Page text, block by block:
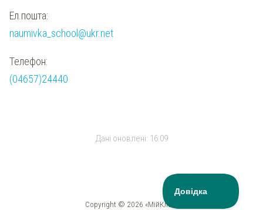
Ел.пошта:
naumivka_school@ukr.net
Телефон:
(04657)24440
Дані оновлені: 16:09
Copyright © 2026 «МійКлас»